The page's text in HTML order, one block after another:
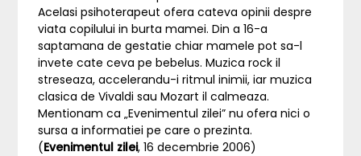
Acelasi psihoterapeut ofera cateva opinii despre
viata copilului in burta mamei. Din a 16-a
saptamana de gestatie chiar mamele pot sa-l
invete cate ceva pe bebelus. Muzica rock il
streseaza, accelerandu-i ritmul inimii, iar muzica
clasica de Vivaldi sau Mozart il calmeaza.
Mentionam ca „Evenimentul zilei” nu ofera nici o
sursa a informatiei pe care o prezinta.
(Evenimentul zilei, 16 decembrie 2006)